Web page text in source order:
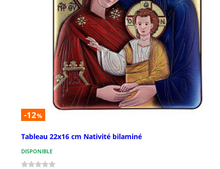
-12%
Tableau 22x16 cm Nativité bilaminé
DISPONIBLE